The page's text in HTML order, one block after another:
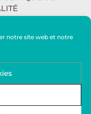
notre site web et notre